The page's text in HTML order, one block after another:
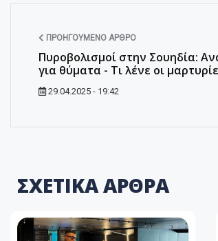
ΠΡΟΗΓΟΎΜΕΝΟ ΆΡΘΡΟ
Πυροβολισμοί στην Σουηδία:
για θύματα - Τι λένε οι
29.04.2025 - 19:42
ΣΧΕΤΙΚΑ ΑΡΘΡΑ